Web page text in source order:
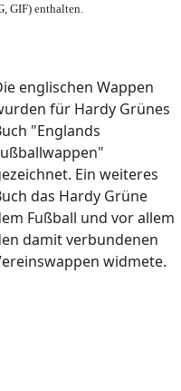
GIF) enthalten.
englischen Wappen
für Hardy Grünes
"Englands
Ein weiteres
das Hardy Grüne
Fußball und vor allem
damit verbundenen
widmete.